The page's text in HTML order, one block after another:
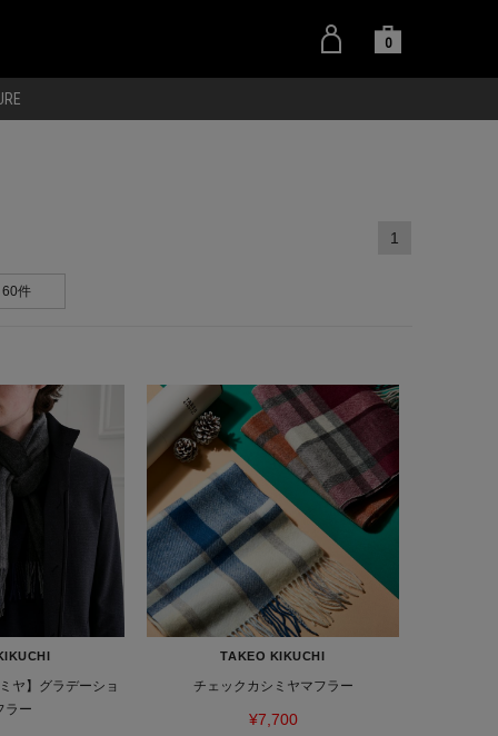
0
60件
1
ヤ】グラデーショ
ラー
TAKEO KIKUCHI
チェックカシミヤマフラー
¥7,700